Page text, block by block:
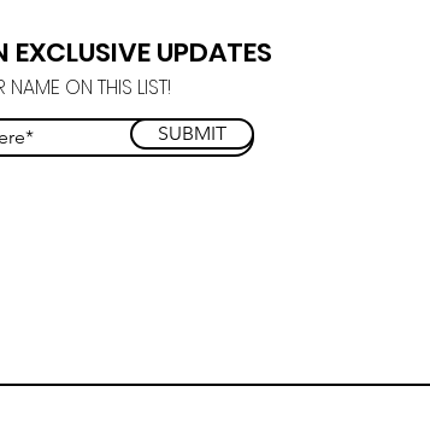
EXCLUSIVE UPDATES
NAME ON THIS LIST!
SUBMIT